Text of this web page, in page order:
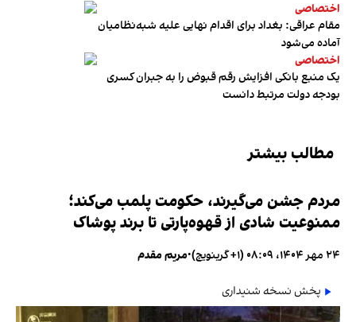
اختصاصی
مقام عراقی: بغداد برای اقدام نهایی علیه شبه‌نظامیان
آماده می‌شود
اختصاصی
یک منبع بانکی افزایش رقم قبوض را به جبران کسری
بودجه دولت مرتبط دانست
مطالب بیشتر
مردم جشن می‌گیرند، حکومت پلمب می‌کند؛
ممنوعیت شادی از قهوه‌پارتی تا برند پوشاک
۲۴ مهر ۱۴۰۴، ۰۸:۰۹ (‎+۱ گرینویچ) •مریم مقدم
پخش نسخه شنیداری